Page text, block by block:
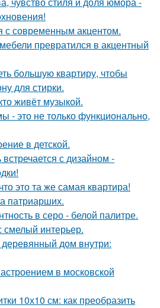
с современным акцентом.
превратился в акцентный
большую квартиру, чтобы
для стирки.
живёт музыкой.
- это не только функционально,
в детской.
встречается с дизайном -
это та же самая квартира!
патриарших.
в серо - белой палитре.
смелый интерьер.
дом внутри:
в московской
10х10 см: как преобразить